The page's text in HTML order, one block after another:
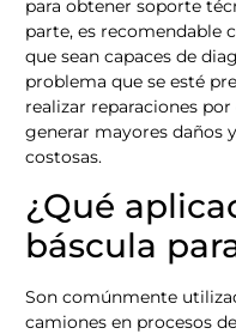
para obtener soporte
parte, es recomendable
que sean capaces de
problema que se esté
realizar reparaciones
generar mayores daños
costosas.
¿Qué
báscula
Son comúnmente
camiones en procesos